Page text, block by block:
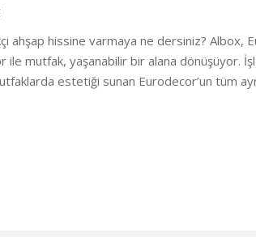
hissine varmaya ne dersiniz? Albox,
mutfak, yaşanabilir bir alana dönüşüyor.
estetiği sunan Eurodecor’un tüm